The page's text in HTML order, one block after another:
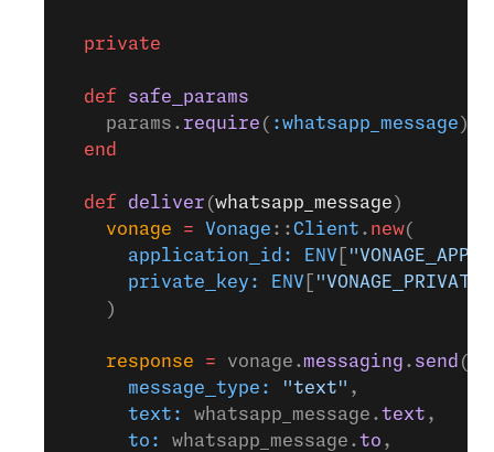
  private
  def
safe_params
    params.
require ( :whatsapp_message ).
  end
  def
deliver (whatsapp_message )
    vonage
= Vonage ::Client . new(
      application_id:
ENV
      private_key:
ENV
    )
    response
= vonage.messaging . send (
      message_type:
"text" ,
      text:
whatsapp_message.text ,
      to:
whatsapp_message.to ,